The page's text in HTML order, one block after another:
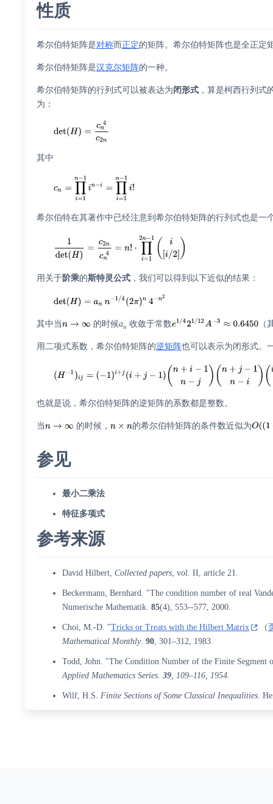
性质
希尔伯特矩阵是对称而正定的矩阵。希尔伯特矩阵也是全正定
希尔伯特矩阵是汉克尔矩阵的一种。
希尔伯特矩阵的行列式可以被表达为闭形式 ，算是柯西行列式
为：
其中
希尔伯特在其著作中已经注意到希尔伯特矩阵的行列式也是一
用关于阶乘的斯特灵公式 ，我们可以得到以下近似的结果：
其中当 的时候an 收敛于常数 （
用二项式系数，希尔伯特矩阵的逆矩阵也可以表示为闭形式。
也就是说，希尔伯特矩阵的逆矩阵的系数都是整数。
当 的时候， 的希尔伯特矩阵的条件数近似为
参见
最小二乘法
特征多项式
参考来源
David Hilbert,Collected papers , vol. II, article 21.
Beckermann, Bernhard. "The condition number of real
Numerische Mathematik.85(4), 553--577, 2000.
Choi, M.-D. "Tricks or Treats with the Hilbert Matrix （
Mathematical Monthly.90 , 301–312, 1983.
Todd, John. "The Condition Number of the Finite
Applied Mathematics Series.39 , 109–116, 1954.
Wilf, H.S. Finite Sections of Some Classical Inequalities .